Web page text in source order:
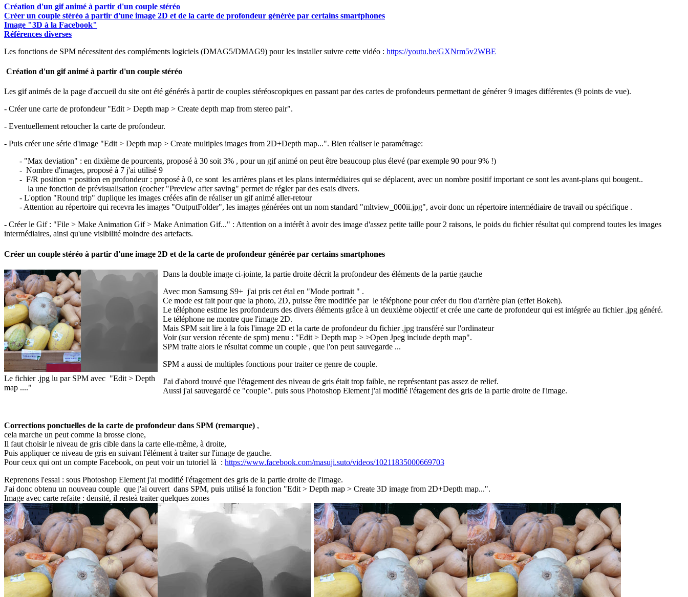
Création d'un gif animé à partir d'un couple stéréo
Créer un couple stéréo à partir d'une image 2D et de la carte de profondeur générée par certains smartphones
Image "3D à la Facebook"
Références diverses
Les fonctions de SPM nécessitent des compléments logiciels (DMAG5/DMAG9) pour les installer suivre cette vidéo : https://youtu.be/GXNrm5v2WBE
Création d'un gif animé à partir d'un couple stéréo
Les gif animés de la page d'accueil du site ont été générés à partir de couples stéréoscopiques en passant par des cartes de profondeurs permettant de générer 9 images différentes (9 points de vue).
- Créer une carte de profondeur "Edit > Depth map > Create depth map from stereo pair".
- Eventuellement retoucher la carte de profondeur.
- Puis créer une série d'image "Edit > Depth map > Create multiples images from 2D+Depth map...". Bien réaliser le paramétrage:
- "Max deviation" : en dixième de pourcents, proposé à 30 soit 3% , pour un gif animé on peut être beaucoup plus élevé (par exemple 90 pour 9% !)
- Nombre d'images, proposé à 7 j'ai utilisé 9
- F/R position = position en profondeur : proposé à 0, ce sont les arrières plans et les plans intermédiaires qui se déplacent, avec un nombre positif important ce sont les avant-plans qui bougent..
la une fonction de prévisualisation (cocher "Preview after saving" permet de régler par des esais divers.
- L'option "Round trip" duplique les images créées afin de réaliser un gif animé aller-retour
- Attention au répertoire qui recevra les images "OutputFolder", les images générées ont un nom standard "mltview_000ii.jpg", avoir donc un répertoire intermédiaire de travail ou spécifique .
- Créer le Gif : "File > Make Animation Gif > Make Animation Gif..." : Attention on a intérêt à avoir des image d'assez petite taille pour 2 raisons, le poids du fichier résultat qui comprend toutes les images
intermédiaires, ainsi qu'une visibilité moindre des artefacts.
Créer un couple stéréo à partir d'une image 2D et de la carte de profondeur générée par certains smartphones
Le fichier .jpg lu par SPM avec "Edit > Depth
map ...."
Dans la double image ci-jointe, la partie droite décrit la profondeur des éléments de la partie gauche
Avec mon Samsung S9+ j'ai pris cet étal en "Mode portrait " .
Ce mode est fait pour que la photo, 2D, puisse être modifiée par le téléphone pour créer du flou d'arrière plan (effet Bokeh).
Le téléphone estime les profondeurs des divers éléments grâce à un deuxième objectif et crée une carte de profondeur qui est intégrée au fichier .jpg généré.
Le téléphone ne montre que l'image 2D.
Mais SPM sait lire à la fois l'image 2D et la carte de profondeur du fichier .jpg transféré sur l'ordinateur
Voir (sur version récente de spm) menu : "Edit > Depth map > >Open Jpeg include depth map".
SPM traite alors le résultat comme un couple , que l'on peut sauvegarde ...
SPM a aussi de multiples fonctions pour traiter ce genre de couple.
J'ai d'abord trouvé que l'étagement des niveau de gris était trop faible, ne représentant pas assez de relief.
Aussi j'ai sauvegardé ce "couple". puis sous Photoshop Element j'ai modifié l'étagement des gris de la partie droite de l'image.
Corrections ponctuelles de la carte de profondeur dans SPM (remarque) ,
cela marche un peut comme la brosse clone,
Il faut choisir le niveau de gris cible dans la carte elle-même, à droite,
Puis appliquer ce niveau de gris en suivant l'élément à traiter sur l'image de gauche.
Pour ceux qui ont un compte Facebook, on peut voir un tutoriel là : https://www.facebook.com/masuji.suto/videos/10211835000669703
Reprenons l'essai : sous Photoshop Element j'ai modifié l'étagement des gris de la partie droite de l'image.
J'ai donc obtenu un nouveau couple que j'ai ouvert dans SPM, puis utilisé la fonction "Edit > Depth map > Create 3D image from 2D+Depth map...".
Image avec carte refaite : densité, il resteà traiter quelques zones